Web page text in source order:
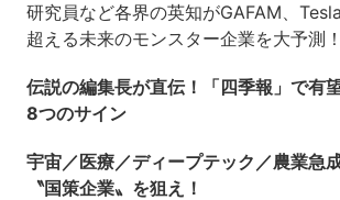
研究員など各界の英知がGAFAM、
超える未来のモンスター企業を大予測！
伝説の編集長が直伝！「四季報」で有
8つのサイン
宇宙／医療／ディープテック／農業急
〝国策企業〟を狙え！